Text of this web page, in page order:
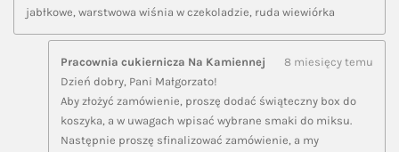
jabłkowe, warstwowa wiśnia w czekoladzie, ruda wiewiórka
Pracownia cukiernicza Na Kamiennej
8 miesięcy temu
Dzień dobry, Pani Małgorzato!
Aby złożyć zamówienie, proszę dodać świąteczny box do
koszyka, a w uwagach wpisać wybrane smaki do miksu.
Następnie proszę sfinalizować zamówienie, a my